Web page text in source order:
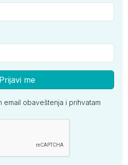
Prijavi me
email obaveštenja i prihvatam